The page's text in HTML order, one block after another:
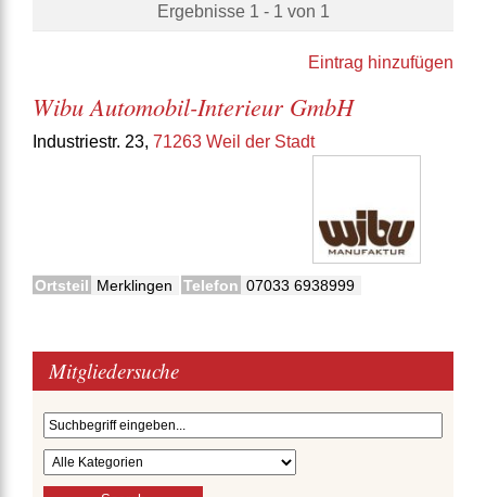
Ergebnisse 1 - 1 von 1
Eintrag hinzufügen
Wibu Automobil-Interieur GmbH
Industriestr. 23, 71263 Weil der Stadt
Ortsteil Merklingen Telefon 07033 6938999
Mitgliedersuche